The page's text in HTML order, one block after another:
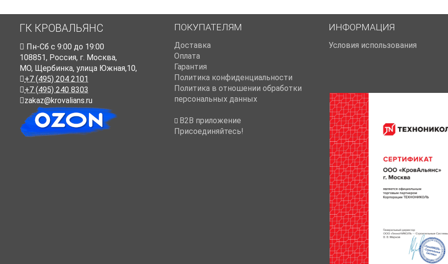
ГК КРОВАЛЬЯНС
Пн-Cб с 9:00 до 19:00
108851, Россия, г. Москва,
МО, Щербинка, улица Южная,10,
+7 (495) 204 2101
+7 (495) 240 8303
zakaz@krovalians.ru
ПОКУПАТЕЛЯМ
Доставка
Оплата
Гарантия
Политика конфиденциальности
Политика в отношении обработки
персональных данных
B2B приложение
Присоединяйтесь!
ИНФОРМАЦИЯ
Условия использования